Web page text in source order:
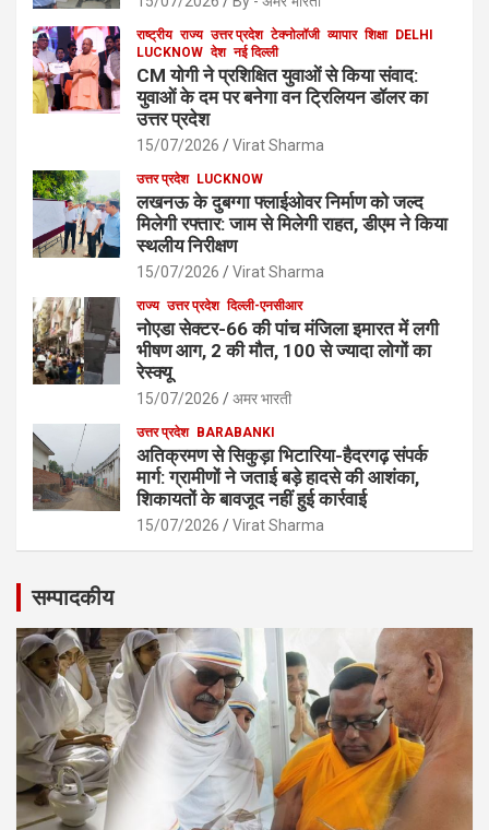
राष्ट्रीय राज्य उत्तर प्रदेश टेक्नोलॉजी व्यापार शिक्षा
DELHI
LUCKNOW देश नई दिल्ली
CM योगी ने प्रशिक्षित युवाओं से किया संवाद:
युवाओं के दम पर बनेगा वन ट्रिलियन डॉलर का
उत्तर प्रदेश
15/07/2026 Virat Sharma
उत्तर प्रदेश LUCKNOW
लखनऊ के दुबग्गा फ्लाईओवर निर्माण को जल्द
मिलेगी रफ्तार: जाम से मिलेगी राहत, डीएम ने किया
स्थलीय निरीक्षण
15/07/2026 Virat Sharma
राज्य उत्तर प्रदेश दिल्ली-एनसीआर
नोएडा सेक्टर-66 की पांच मंजिला इमारत में लगी
भीषण आग, 2 की मौत, 100 से ज्यादा लोगों का
रेस्क्यू
15/07/2026 अमर भारती
उत्तर प्रदेश BARABANKI
अतिक्रमण से सिकुड़ा भिटारिया-हैदरगढ़ संपर्क
मार्ग: ग्रामीणों ने जताई बड़े हादसे की आशंका,
शिकायतों के बावजूद नहीं हुई कार्रवाई
15/07/2026 Virat Sharma
सम्पादकीय